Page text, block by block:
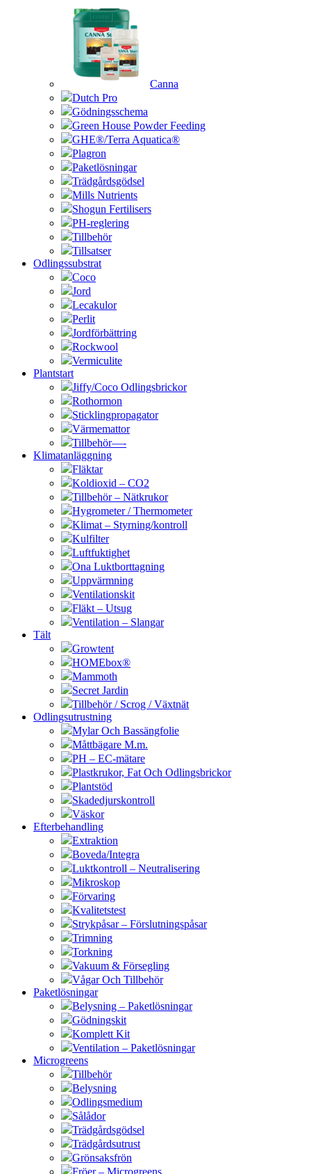
Canna
Dutch Pro
Gödningsschema
Green House Powder Feeding
GHE®/Terra Aquatica®
Plagron
Paketlösningar
Trädgårdsgödsel
Mills Nutrients
Shogun Fertilisers
PH-reglering
Tillbehör
Tillsatser
Odlingssubstrat
Coco
Jord
Lecakulor
Perlit
Jordförbättring
Rockwool
Vermiculite
Plantstart
Jiffy/Coco Odlingsbrickor
Rothormon
Sticklingpropagator
Värmemattor
Tillbehör—-
Klimatanläggning
Fläktar
Koldioxid – CO2
Tillbehör – Nätkrukor
Hygrometer / Thermometer
Klimat – Styrning/kontroll
Kulfilter
Luftfuktighet
Ona Luktborttagning
Uppvärmning
Ventilationskit
Fläkt – Utsug
Ventilation – Slangar
Tält
Growtent
HOMEbox®
Mammoth
Secret Jardin
Tillbehör / Scrog / Växtnät
Odlingsutrustning
Mylar Och Bassängfolie
Måttbägare M.m.
PH – EC-mätare
Plastkrukor, Fat Och Odlingsbrickor
Plantstöd
Skadedjurskontroll
Väskor
Efterbehandling
Extraktion
Boveda/Integra
Luktkontroll – Neutralisering
Mikroskop
Förvaring
Kvalitetstest
Strykpåsar – Förslutningspåsar
Trimning
Torkning
Vakuum & Försegling
Vågar Och Tillbehör
Paketlösningar
Belysning – Paketlösningar
Gödningskit
Komplett Kit
Ventilation – Paketlösningar
Microgreens
Tillbehör
Belysning
Odlingsmedium
Sålådor
Trädgårdsgödsel
Trädgårdsutrust
Grönsaksfrön
Fröer – Microgreens